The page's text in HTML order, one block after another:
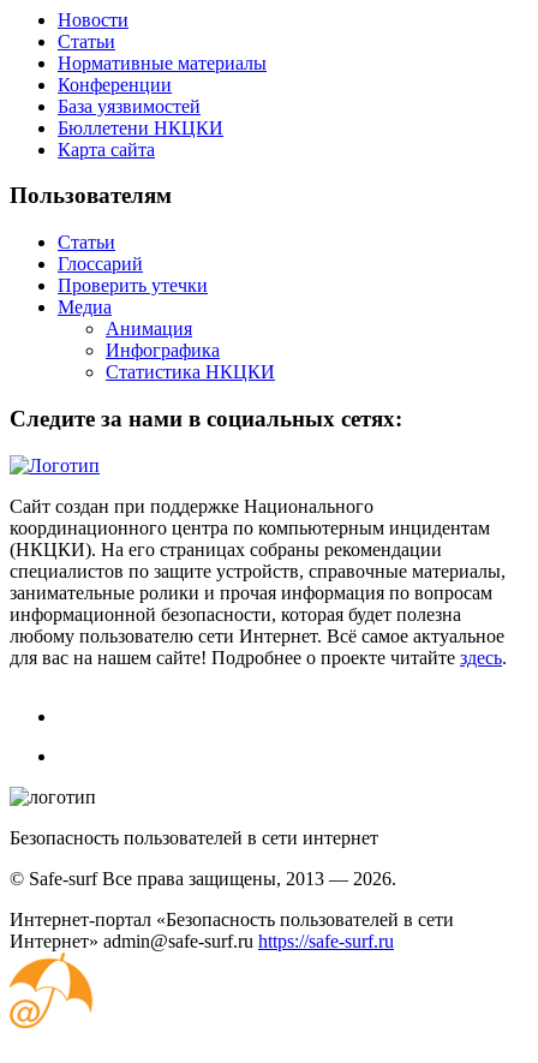
Новости
Статьи
Нормативные материалы
Конференции
База уязвимостей
Бюллетени НКЦКИ
Карта сайта
Пользователям
Статьи
Глоссарий
Проверить утечки
Медиа
Анимация
Инфографика
Статистика НКЦКИ
Следите за нами в социальных сетях:
Сайт создан при поддержке Национального
координационного центра по компьютерным инцидентам
(НКЦКИ). На его страницах собраны рекомендации
специалистов по защите устройств, справочные материалы,
занимательные ролики и прочая информация по вопросам
информационной безопасности, которая будет полезна
любому пользователю сети Интернет. Всё самое актуальное
для вас на нашем сайте! Подробнее о проекте читайте здесь.
Безопасность пользователей в сети интернет
© Safe-surf Все права защищены, 2013 — 2026.
Интернет-портал «Безопасность пользователей в сети
Интернет» admin@safe-surf.ru https://safe-surf.ru